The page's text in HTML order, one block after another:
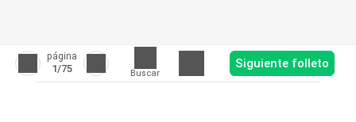
página
1/75 Buscar
Siguiente folleto